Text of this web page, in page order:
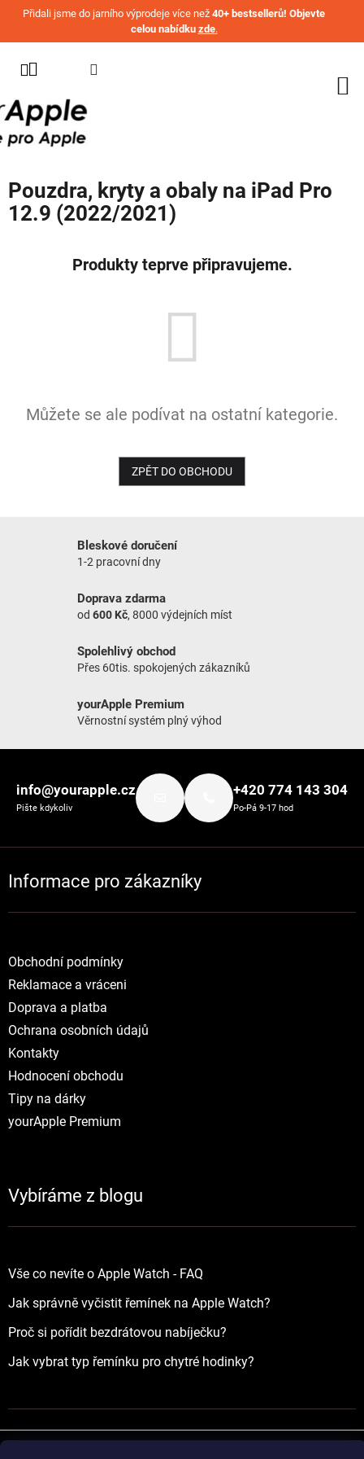
Přejít na obsah
Přidali jsme do jarního výprodeje více než 40+ bestsellerů! Objevte
celou nabídku zde.
IPHONE
MACBOOK
AIRPODS
Pouzdra, kryty a obaly na iPad Pro
12.9 (2022/2021)
Produkty teprve připravujeme.
Můžete se ale podívat na ostatní kategorie.
ZPĚT DO OBCHODU
Bleskové doručení
1-2 pracovní dny
Doprava zdarma
od 600 Kč, 8000 výdejních míst
Spolehlivý obchod
Přes 60tis. spokojených zákazníků
yourApple Premium
Věrnostní systém plný výhod
info@yourapple.cz
Pište kdykoliv
+420 774 143 304
Po-Pá 9-17 hod
Informace pro zákazníky
Obchodní podmínky
Reklamace a vráceni
Doprava a platba
Ochrana osobních údajů
Kontakty
Hodnocení obchodu
Tipy na dárky
yourApple Premium
Vybíráme z blogu
Vše co nevíte o Apple Watch - FAQ
Jak správně vyčistit řemínek na Apple Watch?
Proč si pořídit bezdrátovou nabíječku?
Jak vybrat typ řemínku pro chytré hodinky?